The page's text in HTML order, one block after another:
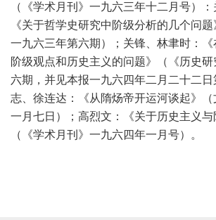
（《学术月刊》一九六三年十二月号）：
《关于哲学史研究中阶级分析的几个问题
一九六三年第六期）；关锋、林聿时：《
阶级观点和历史主义的问题》（《历史
六期，并见本报一九六四年二月二十二
志、徐连达：《从隋炀帝开运河谈起》
一月七日）；高烈文：《关于历史主义与
（《学术月刊》一九六四年一月号）。